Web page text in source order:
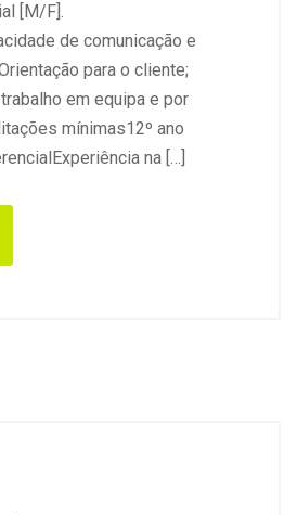
[M/F].
de comunicação e
para o cliente;
em equipa e por
mínimas12º ano
na […]